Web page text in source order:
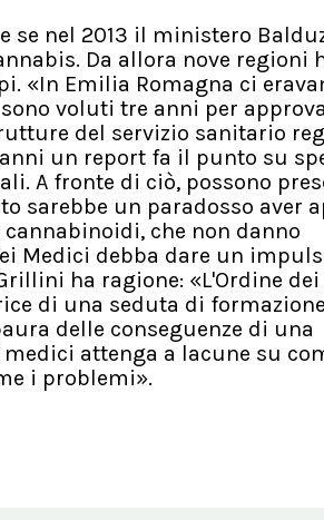
se nel 2013 il ministero
Da allora nove regioni
«In Emilia Romagna ci
voluti tre anni per
del servizio sanitario
un report fa il punto su
A fronte di ciò, possono
sarebbe un paradosso aver
che non danno
Medici debba dare un
ha ragione: «L'Ordine
di una seduta di formazione
delle conseguenze di una
attenga a lacune su
i problemi».